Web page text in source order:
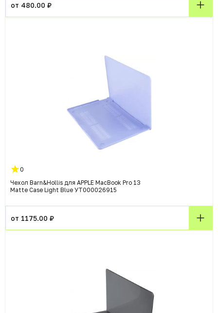
от 480.00 ₽
0
Чехол Barn&Hollis для APPLE MacBook Pro 13
Matte Case Light Blue УТ000026915
от 1175.00 ₽